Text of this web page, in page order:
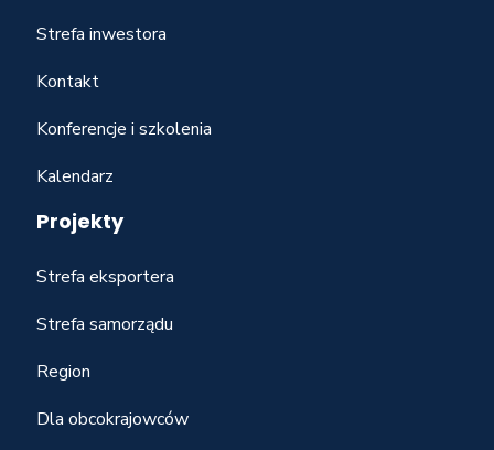
Strefa inwestora
Kontakt
Konferencje i szkolenia
Kalendarz
Projekty
Strefa eksportera
Strefa samorządu
Region
Dla obcokrajowców